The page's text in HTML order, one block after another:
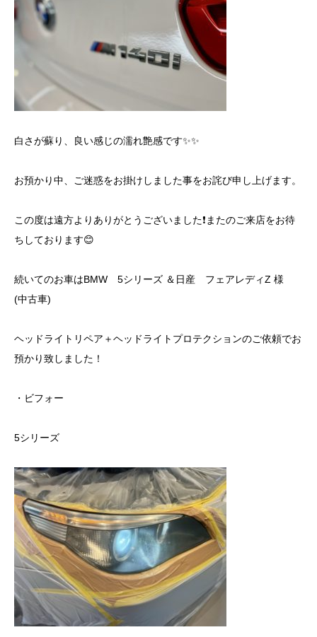
白さが蘇り、良い感じの濡れ艶感です✨✨
お預かり中、ご迷惑をお掛けしました事をお詫び申し上げます。
この度は遠方よりありがとうございました❗️またのご来店をお待
ちしております😊
続いてのお車はBMW 5シリーズ ＆日産 フェアレディZ 様
(中古車)
ヘッドライトリペア＋ヘッドライトプロテクションのご依頼でお
預かり致しました！
・ビフォー
5シリーズ